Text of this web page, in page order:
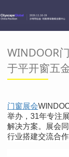
WINDOOR
于平开窗五
门窗展会
举办， 31年专注
解决方案。展会
行业搭建交流合